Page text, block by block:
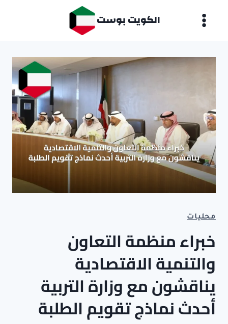
الكويت بوست
محليات
خبراء منظمة التعاون
والتنمية الاقتصادية
يناقشون مع وزارة التربية
أحدث نماذج تقويم الطلبة